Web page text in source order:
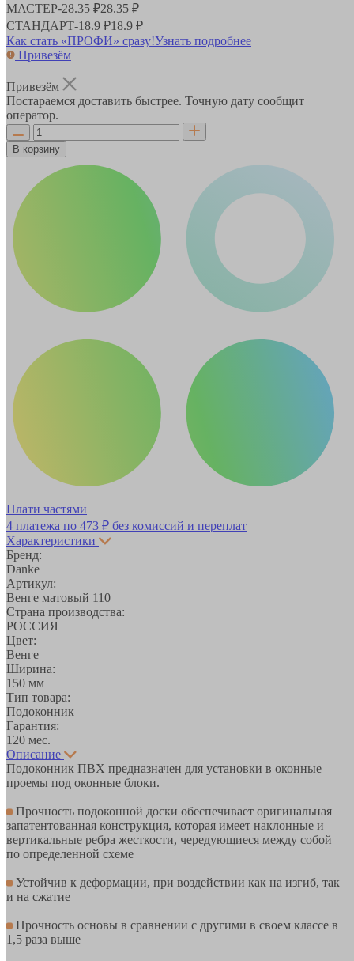
МАСТЕР-28.35 ₽28.35 ₽
СТАНДАРТ-18.9 ₽18.9 ₽
Как стать «ПРОФИ» сразу!Узнать подробнее
Привезём
Привезём
Постараемся доставить быстрее. Точную дату сообщит
оператор.
В корзину
Плати частями
4 платежа по 473 ₽ без комиссий и переплат
Характеристики
Бренд:
Danke
Артикул:
Венге матовый 110
Страна производства:
РОССИЯ
Цвет:
Венге
Ширина:
150 мм
Тип товара:
Подоконник
Гарантия:
120 мес.
Описание
Подоконник ПВХ предназначен для установки в оконные
проемы под оконные блоки.
Прочность подоконной доски обеспечивает оригинальная
запатентованная конструкция, которая имеет наклонные и
вертикальные ребра жесткости, чередующиеся между собой
по определенной схеме
Устойчив к деформации, при воздействии как на изгиб, так
и на сжатие
Прочность основы в сравнении с другими в своем классе в
1,5 раза выше